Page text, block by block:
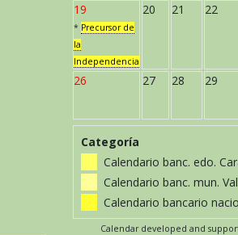
19
* Precursor de
la
Independencia
20 21 22
26 27 28 29
Categoría
Calendario banc. edo.
Calendario banc. mun.
Calendario bancario
Calendar developed and